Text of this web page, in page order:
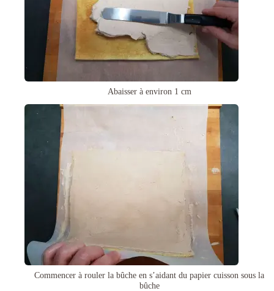
Abaisser à environ 1 cm
Commencer à rouler la bûche en s’aidant du papier cuisson sous la
bûche